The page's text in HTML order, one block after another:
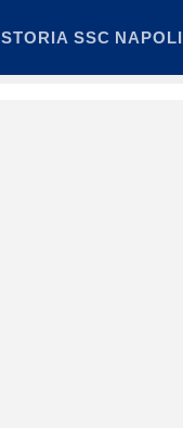
STORIA SSC NAPOLI